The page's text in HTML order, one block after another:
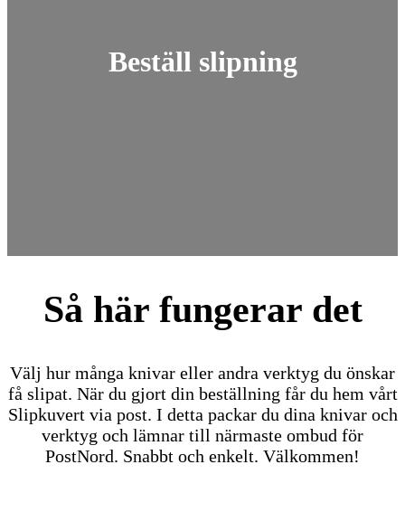
Beställ slipning
Så här fungerar det
Välj hur många knivar eller andra verktyg du önskar
få slipat. När du gjort din beställning får du hem vårt
Slipkuvert via post. I detta packar du dina knivar och
verktyg och lämnar till närmaste ombud för
PostNord. Snabbt och enkelt. Välkommen!